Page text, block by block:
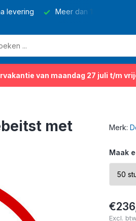
levering Meer dan
van maandag 27 juli t/m
met
Merk:
Maak
Excl. btw